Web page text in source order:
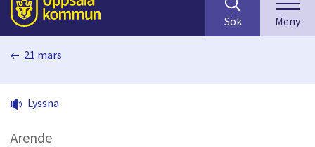
Till sidans
efter
innehåll
på
Sök Meny
21 mars
Lyssna
Ärende